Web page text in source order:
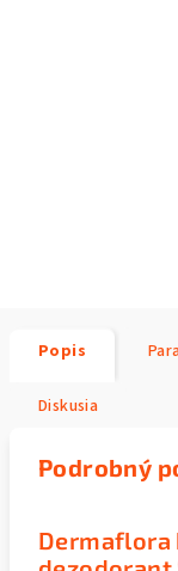
Popis
Diskusia
Podrobný
Dermaflora